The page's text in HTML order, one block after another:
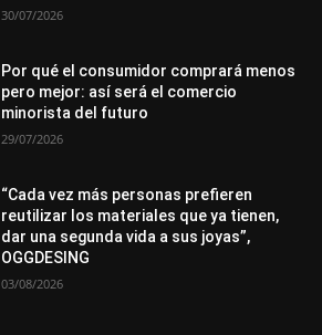
30/07/2026
Por qué el consumidor comprará menos
pero mejor: así será el comercio
minorista del futuro
29/07/2026
“Cada vez más personas prefieren
reutilizar los materiales que ya tienen,
dar una segunda vida a sus joyas”,
OGGDESING
03/08/2026